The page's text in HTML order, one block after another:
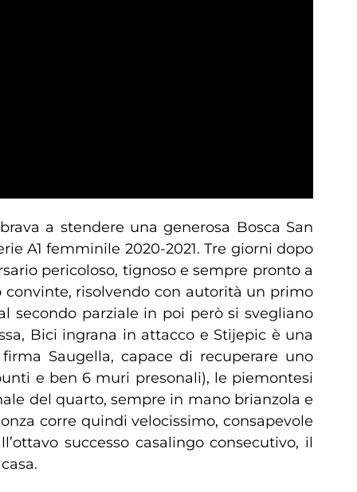
a stendere una generosa Bosca San
A1 femminile 2020-2021. Tre giorni dopo
pericoloso, tignoso e sempre pronto a
risolvendo con autorità un primo
secondo parziale in poi però si svegliano
Bici ingrana in attacco e Stijepic è una
Saugella, capace di recuperare uno
e ben 6 muri presonali), le piemontesi
del quarto, sempre in mano brianzola e
corre quindi velocissimo, consapevole
successo casalingo consecutivo, il